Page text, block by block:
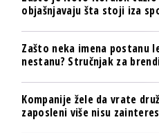
objašnjavaju šta stoji iza
Zašto neka imena postanu
nestanu? Stručnjak za
Kompanije žele da vrate
zaposleni više nisu